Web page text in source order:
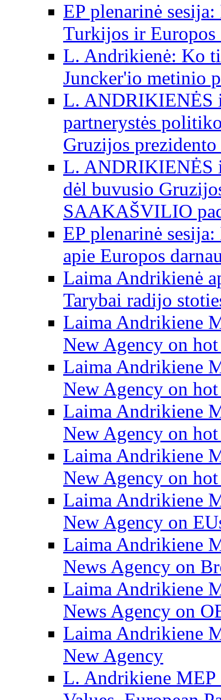
EP plenarinė
Turkijos ir Europos
L. Andrikienė: Ko
Juncker'io metinio
L. ANDRIKIENĖS
partnerystės
Gruzijos
L. ANDRIKIENĖS
dėl buvusio
SAAKAŠVILIO
EP plenarinė
apie Europos
Laima Andrikienė
Tarybai radijo
Laima Andrikiene
New Agency on
Laima Andrikiene
New Agency on
Laima Andrikiene
New Agency on
Laima Andrikiene
New Agency on
Laima Andrikiene
New Agency on
Laima Andrikiene
News Agency on
Laima Andrikiene
News Agency on
Laima Andrikiene
New Agency
L. Andrikiene MEP